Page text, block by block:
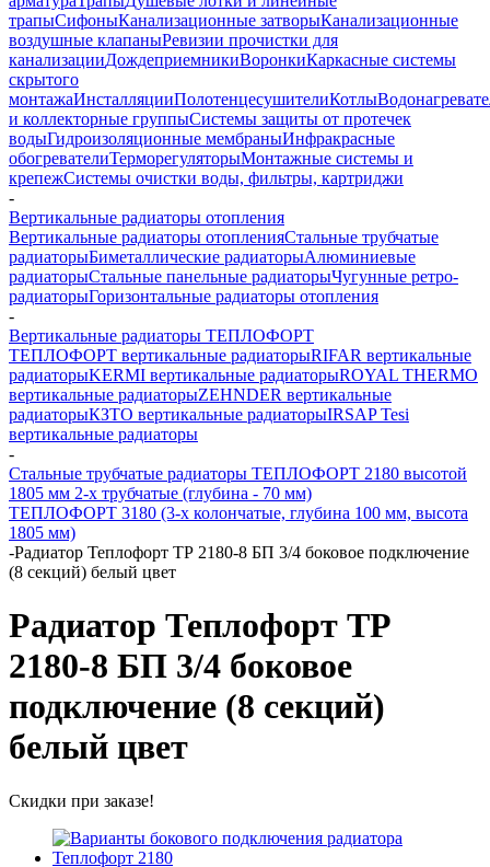
трапыСифоныКанализационные затворыКанализационные
воздушные клапаныРевизии прочистки для
канализацииДождеприемникиВоронкиКаркасные системы
скрытого
монтажаИнсталляцииПолотенцесушителиКотлы
и коллекторные группыСистемы защиты от протечек
водыГидроизоляционные мембраныИнфракрасные
обогревателиТерморегуляторыМонтажные системы и
крепежСистемы очистки воды, фильтры, картриджи
-
Вертикальные радиаторы отопления
Вертикальные радиаторы отопленияСтальные трубчатые
радиаторыБиметаллические радиаторыАлюминиевые
радиаторыСтальные панельные радиаторыЧугунные ретро-
радиаторыГоризонтальные радиаторы отопления
-
Вертикальные радиаторы ТЕПЛОФОРТ
ТЕПЛОФОРТ вертикальные радиаторыRIFAR вертикальные
радиаторыKERMI вертикальные радиаторыROYAL THERMO
вертикальные радиаторыZEHNDER вертикальные
радиаторыКЗТО вертикальные радиаторыIRSAP Tesi
вертикальные радиаторы
-
Стальные трубчатые радиаторы ТЕПЛОФОРТ 2180 высотой
1805 мм 2-х трубчатые (глубина - 70 мм)
ТЕПЛОФОРТ 3180 (3-х колончатые, глубина 100 мм, высота
1805 мм)
-Радиатор Теплофорт ТР 2180-8 БП 3/4 боковое подключение
(8 секций) белый цвет
Радиатор Теплофорт ТР
2180-8 БП 3/4 боковое
подключение (8 секций)
белый цвет
Скидки при заказе!